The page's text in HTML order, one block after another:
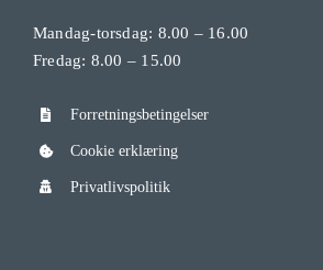
Mandag-torsdag: 8.00 – 16.00
Fredag: 8.00 – 15.00
Forretningsbetingelser
Cookie erklæring
Privatlivspolitik